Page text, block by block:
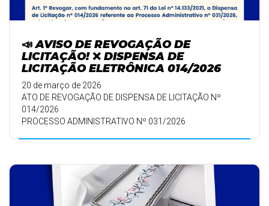
📣 AVISO DE REVOGAÇÃO DE
LICITAÇÃO! ❌ DISPENSA DE
LICITAÇÃO ELETRÔNICA 014/2026
20 de março de 2026
ATO DE REVOGAÇÃO DE DISPENSA DE LICITAÇÃO Nº
014/2026
PROCESSO ADMINISTRATIVO Nº 031/2026